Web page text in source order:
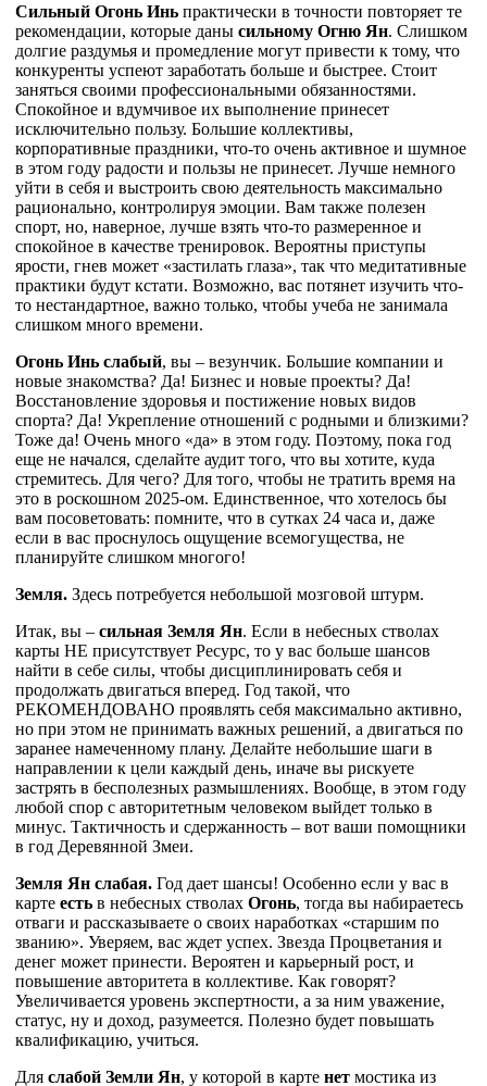
Сильный Огонь Инь практически в точности повторяет те
рекомендации, которые даны сильному Огню Ян. Слишком
долгие раздумья и промедление могут привести к тому, что
конкуренты успеют заработать больше и быстрее. Стоит
заняться своими профессиональными обязанностями.
Спокойное и вдумчивое их выполнение принесет
исключительно пользу. Большие коллективы,
корпоративные праздники, что-то очень активное и шумное
в этом году радости и пользы не принесет. Лучше немного
уйти в себя и выстроить свою деятельность максимально
рационально, контролируя эмоции. Вам также полезен
спорт, но, наверное, лучше взять что-то размеренное и
спокойное в качестве тренировок. Вероятны приступы
ярости, гнев может «застилать глаза», так что медитативные
практики будут кстати. Возможно, вас потянет изучить что-
то нестандартное, важно только, чтобы учеба не занимала
слишком много времени.
Огонь Инь слабый, вы – везунчик. Большие компании и
новые знакомства? Да! Бизнес и новые проекты? Да!
Восстановление здоровья и постижение новых видов
спорта? Да! Укрепление отношений с родными и близкими?
Тоже да! Очень много «да» в этом году. Поэтому, пока год
еще не начался, сделайте аудит того, что вы хотите, куда
стремитесь. Для чего? Для того, чтобы не тратить время на
это в роскошном 2025-ом. Единственное, что хотелось бы
вам посоветовать: помните, что в сутках 24 часа и, даже
если в вас проснулось ощущение всемогущества, не
планируйте слишком многого!
Земля. Здесь потребуется небольшой мозговой штурм.
Итак, вы – сильная Земля Ян. Если в небесных стволах
карты НЕ присутствует Ресурс, то у вас больше шансов
найти в себе силы, чтобы дисциплинировать себя и
продолжать двигаться вперед. Год такой, что
РЕКОМЕНДОВАНО проявлять себя максимально активно,
но при этом не принимать важных решений, а двигаться по
заранее намеченному плану. Делайте небольшие шаги в
направлении к цели каждый день, иначе вы рискуете
застрять в бесполезных размышлениях. Вообще, в этом году
любой спор с авторитетным человеком выйдет только в
минус. Тактичность и сдержанность – вот ваши помощники
в год Деревянной Змеи.
Земля Ян слабая. Год дает шансы! Особенно если у вас в
карте есть в небесных стволах Огонь, тогда вы набираетесь
отваги и рассказываете о своих наработках «старшим по
званию». Уверяем, вас ждет успех. Звезда Процветания и
денег может принести. Вероятен и карьерный рост, и
повышение авторитета в коллективе. Как говорят?
Увеличивается уровень экспертности, а за ним уважение,
статус, ну и доход, разумеется. Полезно будет повышать
квалификацию, учиться.
Для слабой Земли Ян, у которой в карте нет мостика из